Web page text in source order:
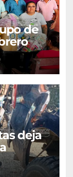
de
deja